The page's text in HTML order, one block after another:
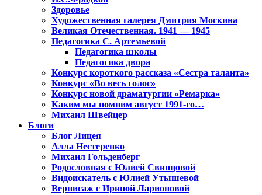
Здоровье
Художественная галерея Дмитрия Москина
Великая Отечественная. 1941 — 1945
Педагогика С. Артемьевой
Педагогика школы
Педагогика двора
Конкурс короткого рассказа «Сестра таланта»
Конкурс «Во весь голос»
Конкурс новой драматургии «Ремарка»
Каким мы помним август 1991-го…
Михаил Швейцер
Блоги
Блог Лицея
Алла Нестеренко
Михаил Гольденберг
Родословная с Юлией Свинцовой
Видоискатель с Юлией Утышевой
Вернисаж с Ириной Ларионовой